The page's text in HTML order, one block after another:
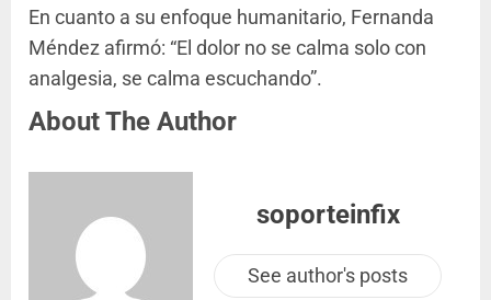
En cuanto a su enfoque humanitario, Fernanda
Méndez afirmó: “El dolor no se calma solo con
analgesia, se calma escuchando”.
About The Author
soporteinfix
See author's posts